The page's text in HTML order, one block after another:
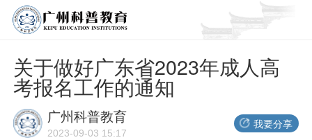
关于做好广东省2023年成人高
考报名工作的通知
广州科普教育
2023-09-03 15:17
我要分享